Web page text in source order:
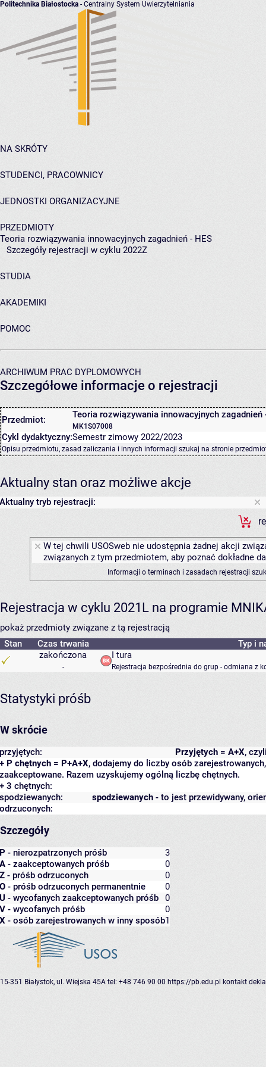
Politechnika Białostocka - Centralny System Uwierzytelniania
NA SKRÓTY
STUDENCI, PRACOWNICY
JEDNOSTKI ORGANIZACYJNE
PRZEDMIOTY
Teoria rozwiązywania innowacyjnych zagadnień - HES
Szczegóły rejestracji w cyklu 2022Z
STUDIA
AKADEMIKI
POMOC
ARCHIWUM PRAC DYPLOMOWYCH
Szczegółowe informacje o rejestracji
Przedmiot: Teoria rozwiązywania innowacyjnych zagadnień
MK1S07008
Cykl dydaktyczny:Semestr zimowy 2022/2023
Opisu przedmiotu, zasad zaliczania i innych informacji szukaj na stronie
Aktualny stan oraz możliwe akcje
Aktualny tryb rejestracji:
W tej chwili USOSweb nie udostępnia żadnej akcji
związanych z tym przedmiotem, aby poznać dokładne
Informacji o terminach i zasadach rejestracji
Rejestracja w cyklu 2021L na programie
pokaż przedmioty związane z tą rejestracją
Stan
Czas trwania
Typ i
zakończona
-
I tura
Rejestracja bezpośrednia do grup - odmiana z
Statystyki próśb
W skrócie
Przyjętych = A+X,
przyjętych:
+ P chętnych = P+A+X, dodajemy do liczby osób
zaakceptowane. Razem uzyskujemy ogólną liczbę chętnych.
+ 3 chętnych:
spodziewanych - to jest przewidywany,
spodziewanych:
odrzuconych:
Szczegóły
P - nierozpatrzonych próśb
3
A - zaakceptowanych próśb
0
Z - próśb odrzuconych
0
O - próśb odrzuconych permanentnie
0
U - wycofanych zaakceptowanych próśb
0
V - wycofanych próśb
0
X - osób zarejestrowanych w inny sposób1
15-351 Białystok, ul. Wiejska 45A tel: +48 746 90 00 https://pb.edu.pl kontakt